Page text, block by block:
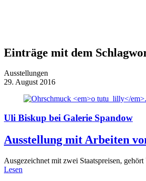
Einträge mit dem
Ausstellungen
29. August 2016
Uli Biskup bei Galerie Spandow
Ausstellung mit Arbeiten
Ausgezeichnet mit zwei Staatspreisen,
Lesen